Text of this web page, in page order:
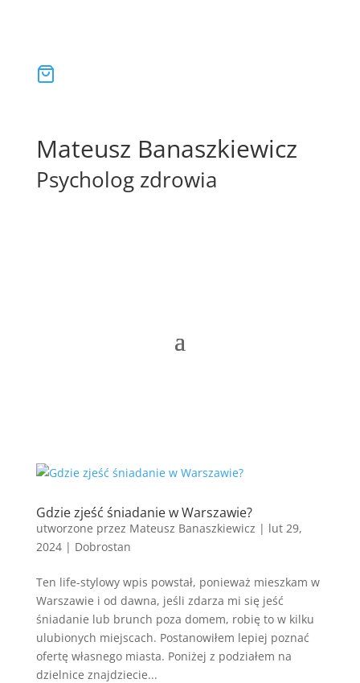
Mateusz Banaszkiewicz
Psycholog zdrowia
Gdzie zjeść śniadanie w Warszawie?
utworzone przez Mateusz Banaszkiewicz | lut 29,
2024| Dobrostan
Ten life-stylowy wpis powstał, ponieważ mieszkam w
Warszawie i od dawna, jeśli zdarza mi się jeść
śniadanie lub brunch poza domem, robię to w kilku
ulubionych miejscach. Postanowiłem lepiej poznać
ofertę własnego miasta. Poniżej z podziałem na
dzielnice znajdziecie...